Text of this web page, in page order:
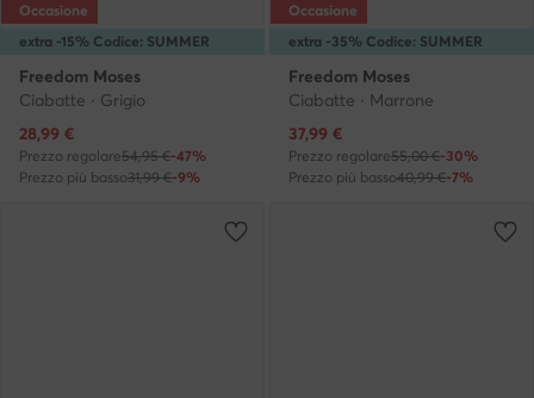
extra -15% Codice: SUMMER
Occasione
Freedom Moses
Ciabatte · Grigio
Prezzo attuale
28,99 €
Prezzo regolare54,95 €-47%
Prezzo più basso31,99 €-9%
extra -35% Codice: SUMMER
Occasione
Freedom Moses
Ciabatte · Marrone
Prezzo attuale
37,99 €
Prezzo regolare55,00 €-30%
Prezzo più basso40,99 €-7%